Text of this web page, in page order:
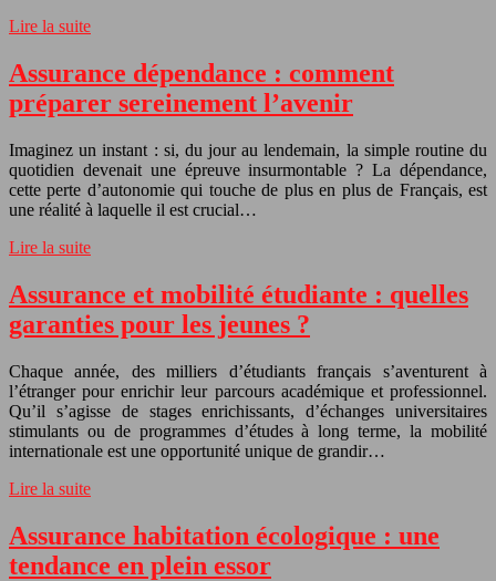
Lire la suite
Assurance dépendance : comment
préparer sereinement l’avenir
Imaginez un instant : si, du jour au lendemain, la simple routine du
quotidien devenait une épreuve insurmontable ? La dépendance,
cette perte d’autonomie qui touche de plus en plus de Français, est
une réalité à laquelle il est crucial…
Lire la suite
Assurance et mobilité étudiante : quelles
garanties pour les jeunes ?
Chaque année, des milliers d’étudiants français s’aventurent à
l’étranger pour enrichir leur parcours académique et professionnel.
Qu’il s’agisse de stages enrichissants, d’échanges universitaires
stimulants ou de programmes d’études à long terme, la mobilité
internationale est une opportunité unique de grandir…
Lire la suite
Assurance habitation écologique : une
tendance en plein essor